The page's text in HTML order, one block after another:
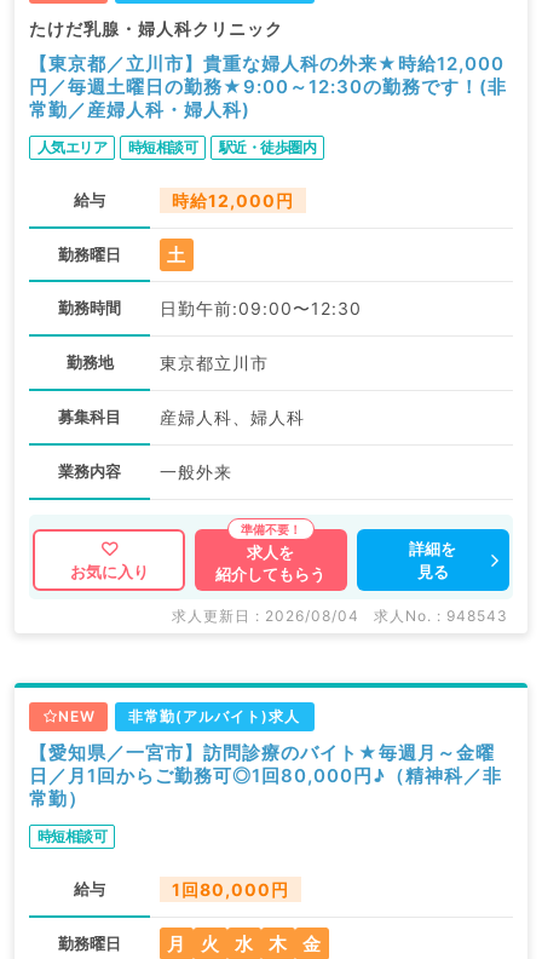
たけだ乳腺・婦人科クリニック
【東京都／立川市】貴重な婦人科の外来★時給12,000
円／毎週土曜日の勤務★9:00～12:30の勤務です！(非
常勤／産婦人科・婦人科)
人気エリア 時短相談可 駅近・徒歩圏内
給与 時給12,000円
勤務曜日 土
勤務時間 日勤午前:09:00〜12:30
勤務地 東京都立川市
募集科目 産婦人科、婦人科
業務内容 一般外来
お気に入り
求人を
紹介してもらう
詳細を
見る
求人更新日 : 2026/08/04 求人No. : 948543
NEW 非常勤(アルバイト)求人
【愛知県／一宮市】訪問診療のバイト★毎週月～金曜
日／月1回からご勤務可◎1回80,000円♪（精神科／非
常勤）
時短相談可
給与 1回80,000円
勤務曜日 月 火 水 木 金